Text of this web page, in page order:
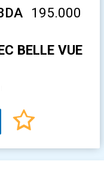
195.000
BELLE VUE